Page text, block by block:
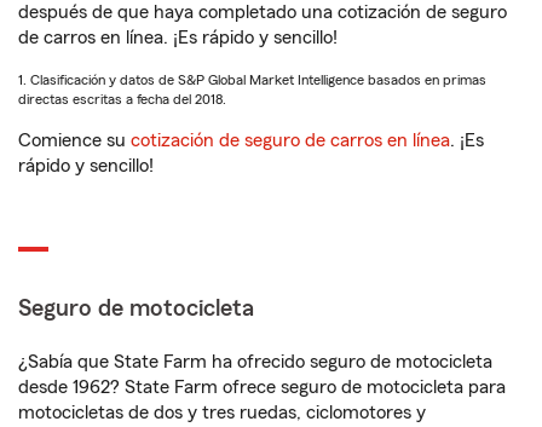
después de que haya completado una cotización de seguro
de carros en línea. ¡Es rápido y sencillo!
1. Clasificación y datos de S&P Global Market Intelligence basados en primas
directas escritas a fecha del 2018.
Comience su cotización de seguro de carros en línea. ¡Es
rápido y sencillo!
Seguro de motocicleta
¿Sabía que State Farm ha ofrecido seguro de motocicleta
desde 1962? State Farm ofrece seguro de motocicleta para
motocicletas de dos y tres ruedas, ciclomotores y